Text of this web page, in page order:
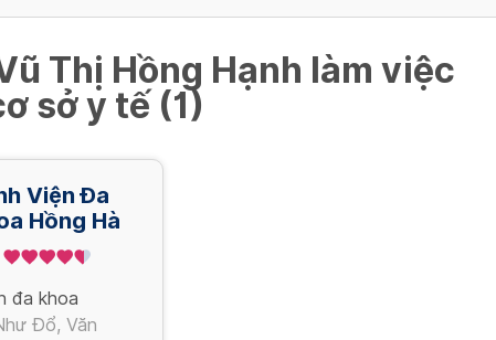
Thị Hồng Hạnh làm việc
sở y tế (1)
Viện Đa
Hồng Hà
đa khoa
Đổ, Văn